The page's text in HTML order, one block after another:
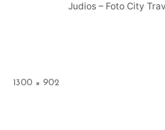
Judios – Foto City
1300 × 902